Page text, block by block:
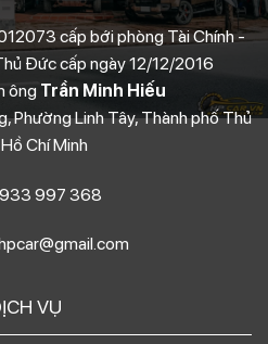
cấp bới phòng Tài Chính -
Đức cấp ngày 12/12/2016
ông Trần Minh Hiếu
Phường Linh Tây, Thành phố Thủ
Chí Minh
997 368
VỤ